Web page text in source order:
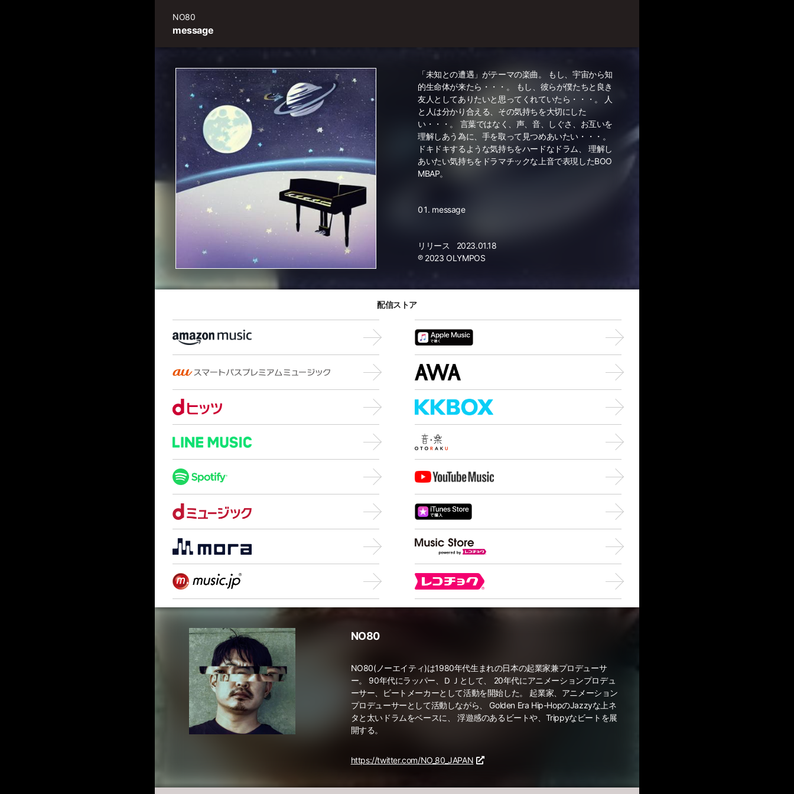
message
NO80
「未知との遭遇」がテーマの楽曲。 もし、宇宙から知
的生命体が来たら・・・。 もし、彼らが僕たちと良き
友人としてありたいと思ってくれていたら・・・。 人
と人は分かり合える、その気持ちを大切にした
い・・・。 言葉ではなく、声、音、しぐさ、お互いを
理解しあう為に、手を取って見つめあいたい・・・。
ドキドキするような気持ちをハードなドラム、 理解し
あいたい気持ちをドラマチックな上音で表現したBOO
MBAP。
message
リリース
2023.01.18
℗ 2023 OLYMPOS
配信ストア
NO80
NO80(ノーエイティ)は1980年代生まれの日本の起業家兼プロデューサ
ー。 90年代にラッパー、ＤＪとして、 20年代にアニメーションプロデュ
ーサー、ビートメーカーとして活動を開始した。 起業家、アニメーション
プロデューサーとして活動しながら、 Golden Era Hip-HopのJazzyな上ネ
タと太いドラムをベースに、 浮遊感のあるビートや、Trippyなビートを展
開する。
https://twitter.com/NO_80_JAPAN